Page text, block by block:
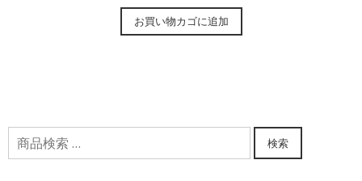
お買い物カゴに追加
検
索
検索